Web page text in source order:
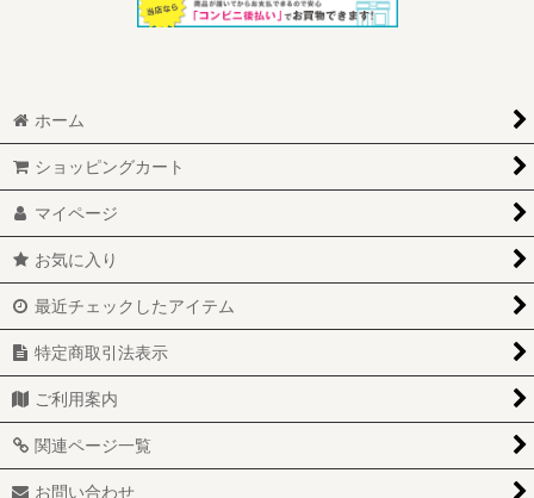
ホーム
ショッピングカート
マイページ
お気に入り
最近チェックしたアイテム
特定商取引法表示
ご利用案内
関連ページ一覧
お問い合わせ